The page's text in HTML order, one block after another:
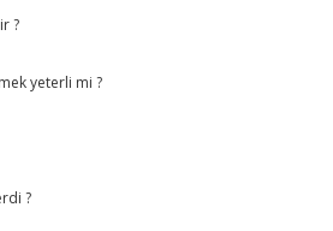
?
yeterli mi ?
?